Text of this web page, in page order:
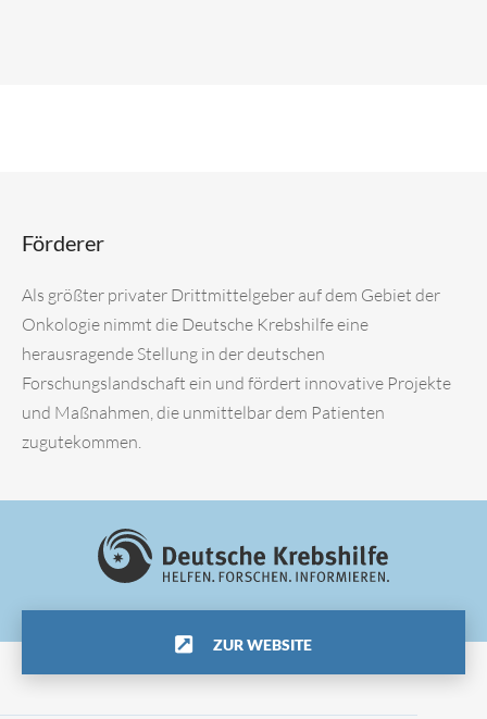
Förderer
Als größter privater Drittmittelgeber auf dem Gebiet der
Onkologie nimmt die Deutsche Krebshilfe eine
herausragende Stellung in der deutschen
Forschungslandschaft ein und fördert innovative Projekte
und Maßnahmen, die unmittelbar dem Patienten
zugutekommen.
ZUR WEBSITE